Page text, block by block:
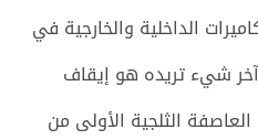
الداخلية والخارجية في
شيء تريده هو إيقاف
الثلجية الأولى من